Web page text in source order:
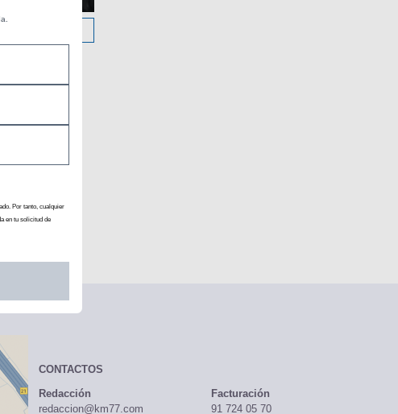
Por tanto, cualquier
en tu solicitud de
CONTACTOS
Redacción
redaccion@km77.com
Facturación
91 724 05 70